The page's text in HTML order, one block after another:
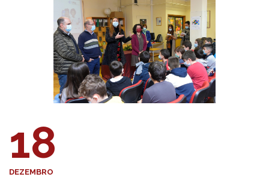
18
DEZEMBRO